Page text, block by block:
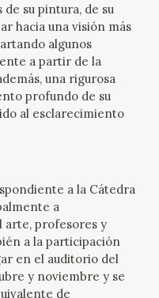
su pintura, de su
hacia una visión más
algunos
a partir de la
una rigurosa
profundo de su
al esclarecimiento
a la Cátedra
a
arte, profesores y
a la participación
en el auditorio del
y noviembre y se
de